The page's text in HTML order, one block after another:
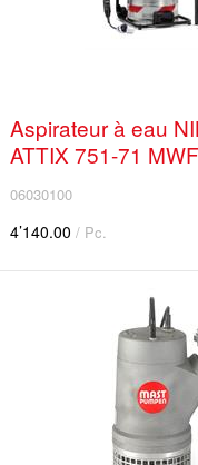
Aspirateur à eau
ATTIX 751-71 MWF
06030100
4’140.00 / Pc.